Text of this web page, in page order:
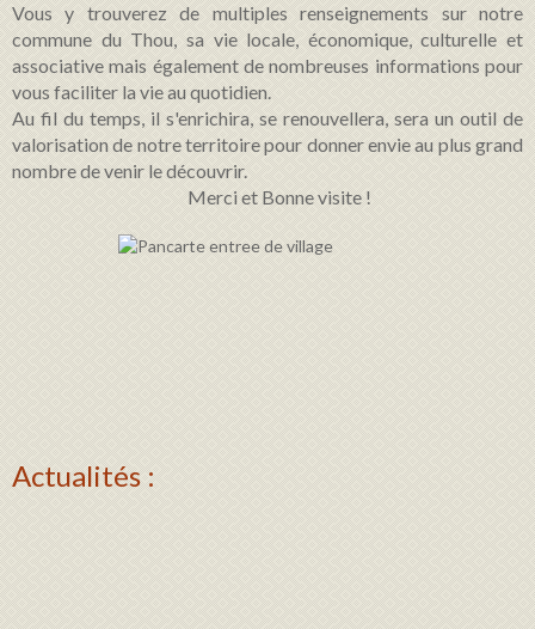
Vous y trouverez de multiples renseignements sur notre
commune du Thou, sa vie locale, économique, culturelle et
associative mais également de nombreuses informations pour
vous faciliter la vie au quotidien.
Au fil du temps, il s'enrichira, se renouvellera, sera un outil de
valorisation de notre territoire pour donner envie au plus grand
nombre de venir le découvrir.
Merci et Bonne visite !
Actualités :